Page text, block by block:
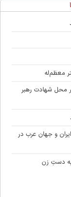
معظم‌له
محل شهادت رهبر
و جهان عرب در
دستِ زن